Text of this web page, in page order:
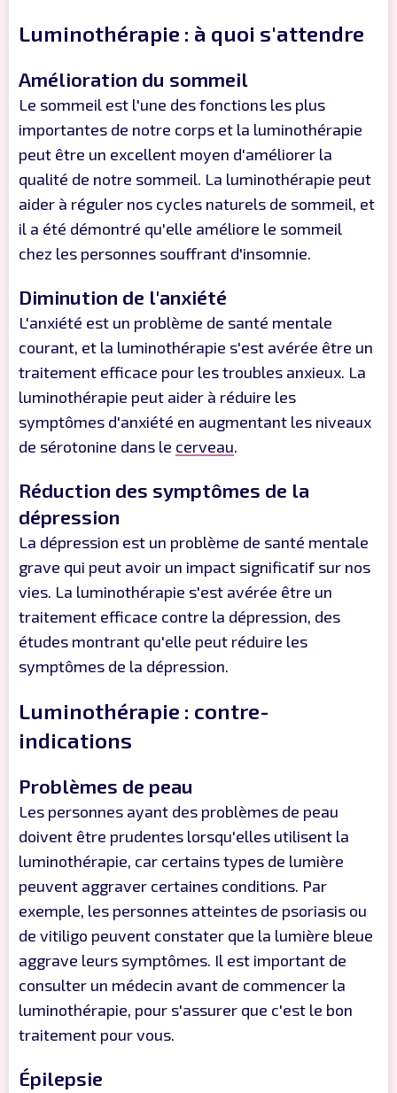
Luminothérapie : à quoi s'attendre
Amélioration du sommeil
Le sommeil est l'une des fonctions les plus
importantes de notre corps et la luminothérapie
peut être un excellent moyen d'améliorer la
qualité de notre sommeil. La luminothérapie peut
aider à réguler nos cycles naturels de sommeil, et
il a été démontré qu'elle améliore le sommeil
chez les personnes souffrant d'insomnie.
Diminution de l'anxiété
L'anxiété est un problème de santé mentale
courant, et la luminothérapie s'est avérée être un
traitement efficace pour les troubles anxieux. La
luminothérapie peut aider à réduire les
symptômes d'anxiété en augmentant les niveaux
de sérotonine dans le cerveau.
Réduction des symptômes de la
dépression
La dépression est un problème de santé mentale
grave qui peut avoir un impact significatif sur nos
vies. La luminothérapie s'est avérée être un
traitement efficace contre la dépression, des
études montrant qu'elle peut réduire les
symptômes de la dépression.
Luminothérapie : contre-
indications
Problèmes de peau
Les personnes ayant des problèmes de peau
doivent être prudentes lorsqu'elles utilisent la
luminothérapie, car certains types de lumière
peuvent aggraver certaines conditions. Par
exemple, les personnes atteintes de psoriasis ou
de vitiligo peuvent constater que la lumière bleue
aggrave leurs symptômes. Il est important de
consulter un médecin avant de commencer la
luminothérapie, pour s'assurer que c'est le bon
traitement pour vous.
Épilepsie